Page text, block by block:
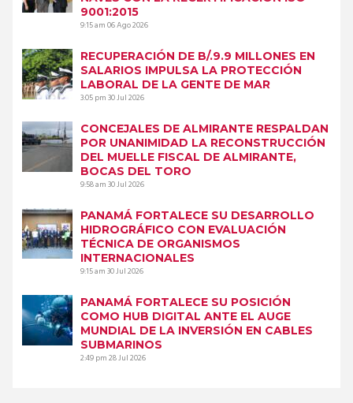
9001:2015
9:15 am06 Ago 2026
RECUPERACIÓN DE B/.9.9 MILLONES EN
SALARIOS IMPULSA LA PROTECCIÓN
LABORAL DE LA GENTE DE MAR
3:05 pm30 Jul 2026
CONCEJALES DE ALMIRANTE RESPALDAN
POR UNANIMIDAD LA RECONSTRUCCIÓN
DEL MUELLE FISCAL DE ALMIRANTE,
BOCAS DEL TORO
9:58 am30 Jul 2026
PANAMÁ FORTALECE SU DESARROLLO
HIDROGRÁFICO CON EVALUACIÓN
TÉCNICA DE ORGANISMOS
INTERNACIONALES
9:15 am30 Jul 2026
PANAMÁ FORTALECE SU POSICIÓN
COMO HUB DIGITAL ANTE EL AUGE
MUNDIAL DE LA INVERSIÓN EN CABLES
SUBMARINOS
2:49 pm28 Jul 2026